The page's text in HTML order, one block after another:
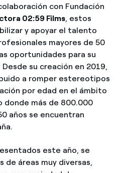
con Fundación
02:59 Films, estos
y apoyar el talento
mayores de 50
oportunidades para su
su creación en 2019,
a romper estereotipos
por edad en el ámbito
donde más de 800.000
años se encuentran
este año, se
de áreas muy diversas,